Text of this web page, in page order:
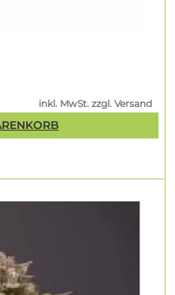
inkl. MwSt. zzgl. Versand